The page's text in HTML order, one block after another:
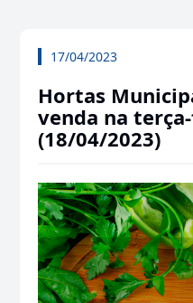
17/04/2023
Hortas
venda na
(18/04/2023)